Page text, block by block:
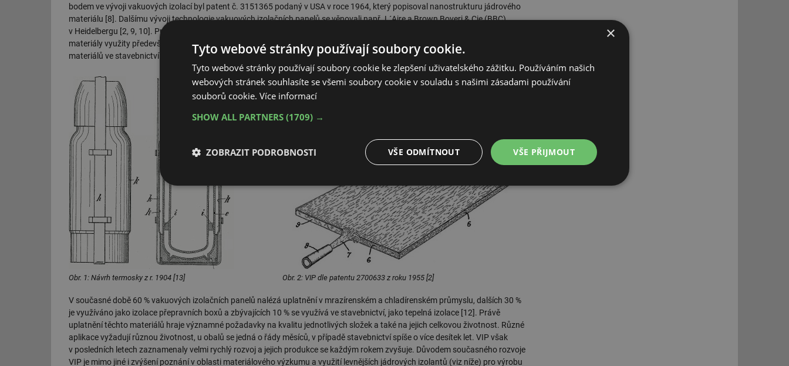
bodem ve vývoji vakuových izolací byl patent č. 3151365 podaný v USA v roce 1964, který popisoval nanostrukturu jádrového
materiálu [8]. Dalšímu vývoji technologie vakuových izolačních panelů se věnovali např. L´Aire a Brown Boveri & Cie (BBC)
v Heidelbergu [2, 9, 10]. První komerční využití vakuových izolačních panelů bylo zaznamenáno v roce 1970, kdy byly tyto
materiály využity především jako izolace u lednic, mrazáků a chladicích boxů. První aplikace těchto super tepelně izolačních
materiálů ve stavebnictví však byla až na konci 20. století v USA, v roce 1999 [11].
Obr. 1: Návrh termosky z r. 1904 [13] Obr. 2: VIP dle patentu 2700633 z roku 1955 [2]
V současné době 60 % vakuových izolačních panelů nalézá uplatnění v mrazírenském a chladírenském průmyslu, dalších 30 %
je využíváno jako izolace přepravních boxů a zbývajících 10 % se využívá ve stavebnictví, jako tepelná izolace [12]. Právě
uplatnění těchto materiálů hraje významné požadavky na kvalitu jednotlivých složek a také na jejich celkovou životnost. Různé
aplikace vyžadují různou životnost, u obalů se jedná o řády měsíců, v případě stavebnictví spíše o více desítek let. VIP však
v posledních letech zaznamenaly velmi rychlý rozvoj a jejich produkce se každým rokem zvyšuje. Důvodem současného rozvoje
VIP je mimo jiné i zvýšení poznání v oblasti materiálového výzkumu a využití levnějších jádrových izolantů (viz níže) pro výrobu
×
Tyto webové stránky používají soubory cookie.
Tyto webové stránky používají soubory cookie ke zlepšení uživatelského zážitku. Používáním našich
webových stránek souhlasíte se všemi soubory cookie v souladu s našimi zásadami používání
souborů cookie. Více informací
SHOW ALL PARTNERS (1709) →
VŠE PŘIJMOUT
VŠE ODMÍTNOUT
ZOBRAZIT PODROBNOSTI
Nezbytně nutné
soubory
Výkonové
soubory
Soubory cílení Funkční soubory
Nezařazené
Nezbytně nutné soubory Výkonové soubory Soubory cílení
Nezbytně nutné soubory cookie umožňují základní funkce webových stránek, jako je přihlášení uživatele a správa účtu. Webové
stránky nelze bez nezbytně nutných souborů cookie správně používat.
Název
Provider/
Doména
Vyprší Popis
g_state
.forum.tzb-
info.cz
Zavřením
prohlížeče
Slouží k přihlášení pomocí Google